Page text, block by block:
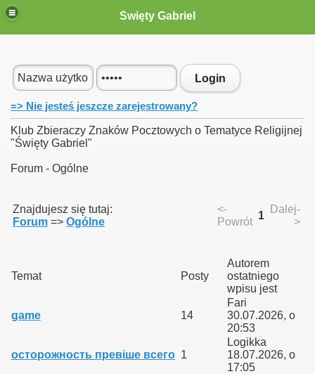
Święty Gabriel
Login
=> Nie jesteś jeszcze zarejestrowany?
Klub Zbieraczy Znaków Pocztowych o Tematyce Religijnej
"Święty Gabriel"
Forum - Ogólne
Znajdujesz się tutaj:
Forum => Ogólne
<-
Powrót
1
Dalej-
>
Temat Posty
Autorem
ostatniego
wpisu jest
game 14
Fari
30.07.2026, o
20:53
осторожность превіше всего 1
Logikka
18.07.2026, o
17:05